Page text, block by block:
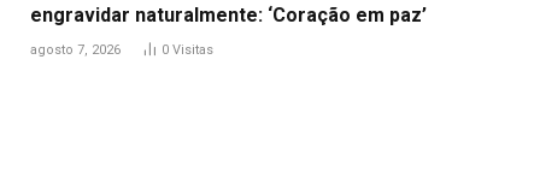
engravidar naturalmente: ‘Coração em paz’
agosto 7, 2026 0 Visitas